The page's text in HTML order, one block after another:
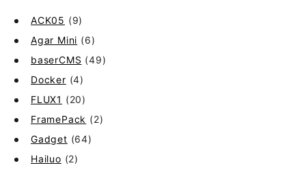
ACK05 (9)
Agar Mini (6)
baserCMS (49)
Docker (4)
FLUX1 (20)
FramePack (2)
Gadget (64)
Hailuo (2)